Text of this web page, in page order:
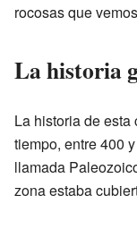
rocosas que
La historia
La historia de
tiempo, entre 400
llamada
zona estaba